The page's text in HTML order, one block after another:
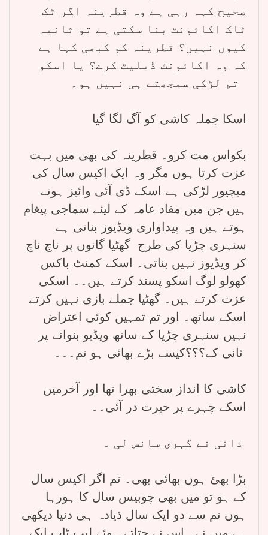
صحیح کہہ رہی ہے وہ قطرینہ اگر ٹک
ٹاک اکائونٹ بنا سکتی ہے تو ثانیہ
کیوں نہیں؟ قطرینہ کو کبھی کہا ہے
کہ وہ اکائونٹ ڈیلیٹ کرے؟ یا اسکو
اسکا جملہ کاشی کو آگ لگا گیا
بکواس مت کرو۔ قطرینہ کی بھی میں بہت
عزت کرتا ہوں مگر وہ ایک اکیس سال کی
میچیور لڑکی ہے اسکے ڈی آئی وائیز ہوتے
ہیں جن میں مفاد عامہ کے لیئے سماجی پیغام
ہوتے ہیں وہ پیداواری ویڈیوز بناتی ہے
سنہری چڑیا کی طرح گھٹیا گانوں پر ناچ ناچ
کر ویڈیوز نہیں بناتی۔ اسکے کمنٹ باکس
کھولو لوگ اسکو پسند کرتے ہیں۔۔ اسکی
عزت کرتے ہیں۔ گھٹیا جملے بازی نہیں کرتے
اسکے ساتھ۔ اور تم تمہیں کوئی اعتراض
نہیں سنہری چڑیا کے ساتھ ویڈیو بنوانے پر
کاشی کا انداز سختی بھرا تھا اور آخرمیں
اسکے چہرے پر حیرت در آئی۔۔
بڑا بھئ ہوں بھائی بھی۔ تم اگر اکیس سال
کے ہو تو میں بھی چوبیس سال کا ہورہا
ہوں تم سے دو ایک سال ذیادہ ہی دنیا دیکھی